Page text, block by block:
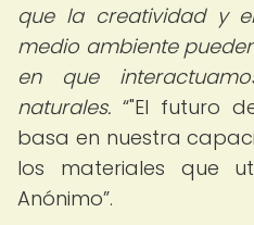
que la creatividad y
medio ambiente
en que
naturales.
"El futuro
basa en nuestra
los materiales que
Anónimo .